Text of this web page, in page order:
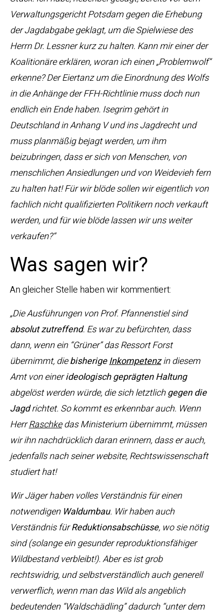
Verwaltungsgericht Potsdam gegen die Erhebung
der Jagdabgabe geklagt, um die Spielwiese des
Herrn Dr. Lessner kurz zu halten. Kann mir einer der
Koalitionäre erklären, woran ich einen „Problemwolf“
erkenne? Der Eiertanz um die Einordnung des Wolfs
in die Anhänge der FFH-Richtlinie muss doch nun
endlich ein Ende haben. Isegrim gehört in
Deutschland in Anhang V und ins Jagdrecht und
muss planmäßig bejagt werden, um ihm
beizubringen, dass er sich von Menschen, von
menschlichen Ansiedlungen und von Weidevieh fern
zu halten hat! Für wir blöde sollen wir eigentlich von
fachlich nicht qualifizierten Politikern noch verkauft
werden, und für wie blöde lassen wir uns weiter
verkaufen?“
Was sagen wir?
An gleicher Stelle haben wir kommentiert:
„Die Ausführungen von Prof. Pfannenstiel sind
absolut zutreffend. Es war zu befürchten, dass
dann, wenn ein “Grüner” das Ressort Forst
übernimmt, diebisherigeInkompetenzin diesem
Amt von einerideologisch geprägten Haltung
abgelöst werden würde, die sich letztlichgegen die
Jagdrichtet. So kommt es erkennbar auch. Wenn
HerrRaschkedas Ministerium übernimmt, müssen
wir ihn nachdrücklich daran erinnern, dass er auch,
jedenfalls nach seiner website, Rechtswissenschaft
studiert hat!
Wir Jäger haben volles Verständnis für einen
notwendigen Waldumbau. Wir haben auch
Verständnis fürReduktionsabschüsse, wo sie nötig
sind (solange ein gesunder reproduktionsfähiger
Wildbestand verbleibt!). Aber es ist grob
rechtswidrig, und selbstverständlich auch generell
verwerflich, wenn man das Wild als angeblich
bedeutenden “Waldschädling” dadurch “unter dem